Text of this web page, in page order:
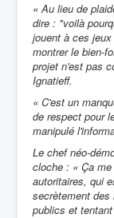
« Au lieu de
dire : "voilà
jouent à ces
montrer le bien-
projet n'est pas
Ignatieff.
« C'est un
de respect pour
manipulé
Le chef néo-
cloche : « Ça
autoritaires, qui
secrètement
publics et